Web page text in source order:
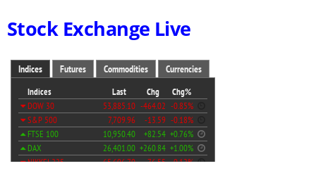
Stock Exchange Live